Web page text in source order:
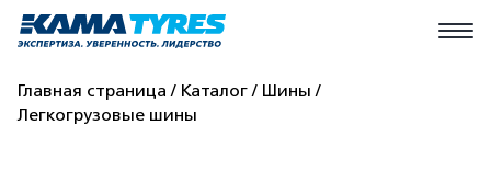
Главная страница Каталог
Шины
Легкогрузовые шины